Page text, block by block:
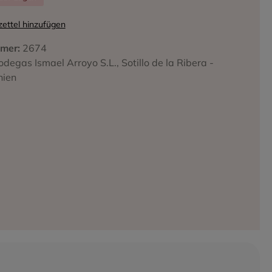
hinzufügen
2674
Ismael Arroyo S.L., Sotillo de la Ribera -